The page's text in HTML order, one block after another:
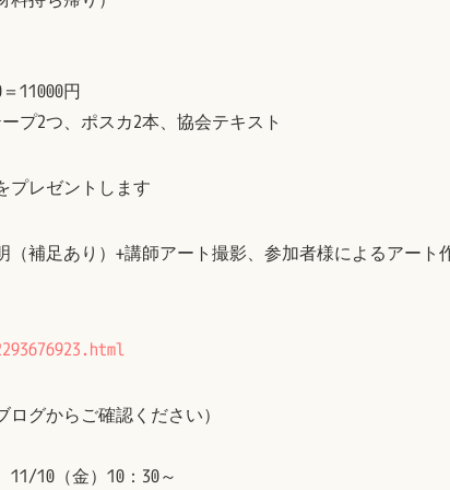
11000円
プ2つ、ポスカ2本、協会テキスト
レゼントします
（補足あり）+講師アート撮影、参加者様によるアート
グからご確認ください）
10（金）10：30～